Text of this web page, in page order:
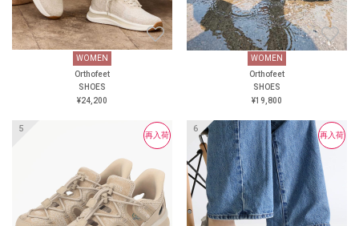
WOMEN
Orthofeet
SHOES
¥24,200
WOMEN
Orthofeet
SHOES
¥19,800
再入荷 再入荷
再入荷 WOMEN
Orthofeet
SHOES
WOMEN
Orthofeet
SHOES
¥19,800
再入荷 再入荷